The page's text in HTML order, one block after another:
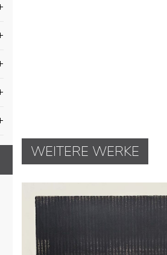
WEITERE WERKE